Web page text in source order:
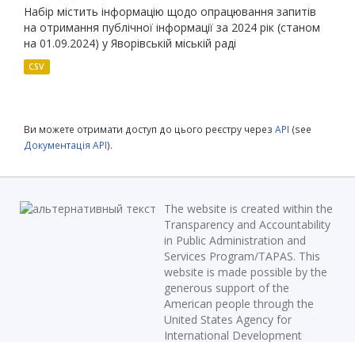
Набір містить інформацію щодо опрацювання запитів
на отримання публічної інформації за 2024 рік (станом
на 01.09.2024) у Яворівській міській раді
CSV
Ви можете отримати доступ до цього реєстру через API (see
Документація API).
The website is created within the
Transparency and Accountability
in Public Administration and
Services Program/TAPAS. This
website is made possible by the
generous support of the
American people through the
United States Agency for
International Development